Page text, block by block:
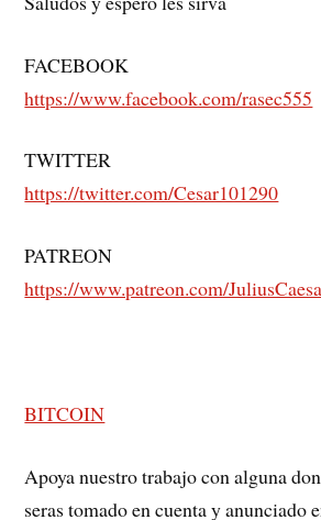
FACEBOOK
https://www.facebook.com/rasec555
TWITTER
https://twitter.com/Cesar101290
PATREON
https://www.patreon.com/
BITCOIN
Apoya nuestro trabajo con alguna
seras tomado en cuenta y anunciado